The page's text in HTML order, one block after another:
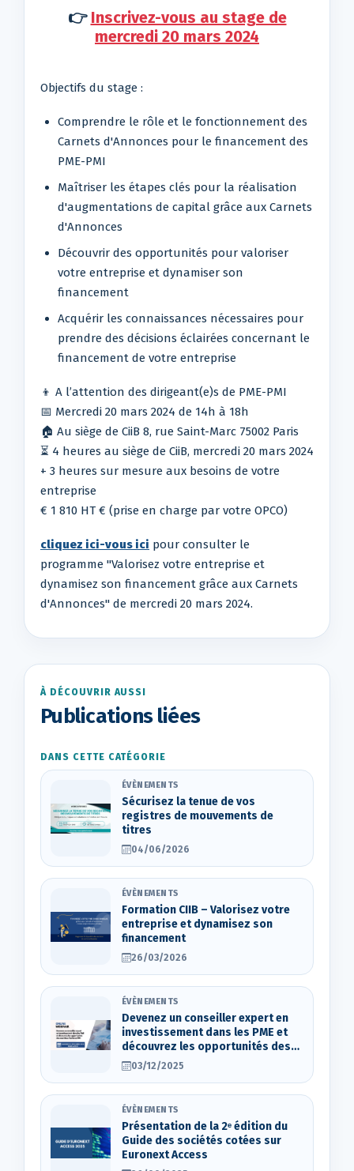
👉 Inscrivez-vous au stage de
mercredi 20 mars 2024
Objectifs du stage :
Comprendre le rôle et le fonctionnement des
Carnets d'Annonces pour le financement des
PME-PMI
Maîtriser les étapes clés pour la réalisation
d'augmentations de capital grâce aux Carnets
d'Annonces
Découvrir des opportunités pour valoriser
votre entreprise et dynamiser son
financement
Acquérir les connaissances nécessaires pour
prendre des décisions éclairées concernant le
financement de votre entreprise
👦 A l’attention des dirigeant(e)s de PME-PMI
📅 Mercredi 20 mars 2024 de 14h à 18h
🏠 Au siège de CiiB 8, rue Saint-Marc 75002 Paris
⏳ 4 heures au siège de CiiB, mercredi 20 mars 2024
+ 3 heures sur mesure aux besoins de votre
entreprise
€ 1 810 HT € (prise en charge par votre OPCO)
cliquez ici-vous ici pour consulter le
programme "Valorisez votre entreprise et
dynamisez son financement grâce aux Carnets
d'Annonces" de mercredi 20 mars 2024.
À DÉCOUVRIR AUSSI
Publications liées
DANS CETTE CATÉGORIE
ÉVÈNEMENTS
Sécurisez la tenue de vos
registres de mouvements de
titres
04/06/2026
ÉVÈNEMENTS
Formation CIIB – Valorisez votre
entreprise et dynamisez son
financement
26/03/2026
ÉVÈNEMENTS
Devenez un conseiller expert en
investissement dans les PME et
découvrez les opportunités des
marchés d’actions OTC
03/12/2025
ÉVÈNEMENTS
Présentation de la 2ᵉ édition du
Guide des sociétés cotées sur
Euronext Access